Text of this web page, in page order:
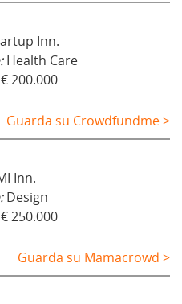
Inn.
Health Care
€ 200.000
Guarda su Crowdfundme >
Inn.
Design
€ 250.000
Guarda su Mamacrowd >